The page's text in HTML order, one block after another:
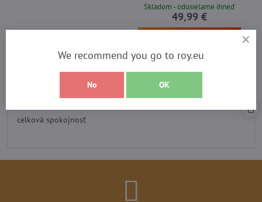
Skladom - odosielame ihneď
49,99 €
Recenzia heureka
Hodnotenie:
celková spokojnosť
We recommend you go to roy.eu
No OK